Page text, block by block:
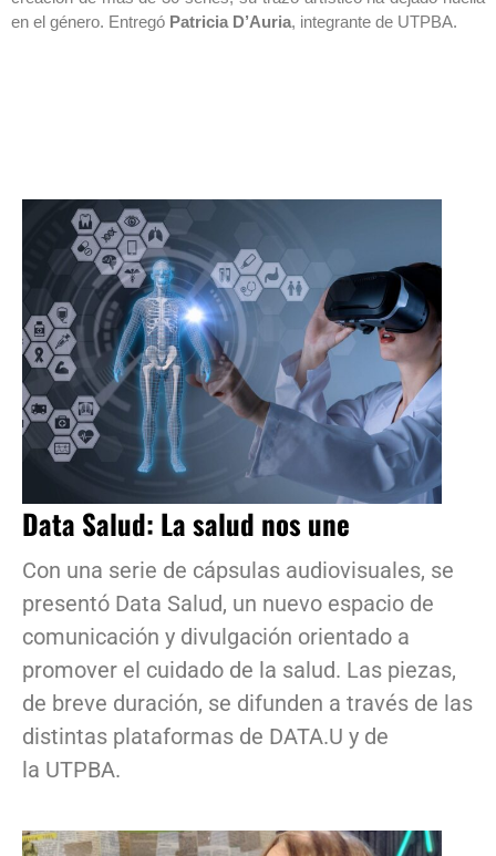
en el género. Entregó Patricia D’Auria, integrante de UTPBA.
Data Salud: La salud nos une
Con una serie de cápsulas audiovisuales, se
presentó Data Salud, un nuevo espacio de
comunicación y divulgación orientado a
promover el cuidado de la salud. Las piezas,
de breve duración, se difunden a través de las
distintas plataformas de DATA.U y de
la UTPBA.